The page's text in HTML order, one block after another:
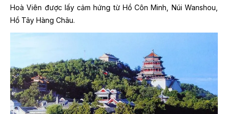
Hoà Viên được lấy cảm hứng từ Hồ Côn Minh, Núi Wanshou,
Hồ Tây Hàng Châu.